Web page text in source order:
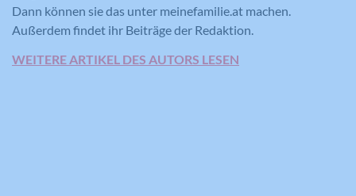
Dann können sie das unter meinefamilie.at machen.
Außerdem findet ihr Beiträge der Redaktion.
WEITERE ARTIKEL DES AUTORS LESEN